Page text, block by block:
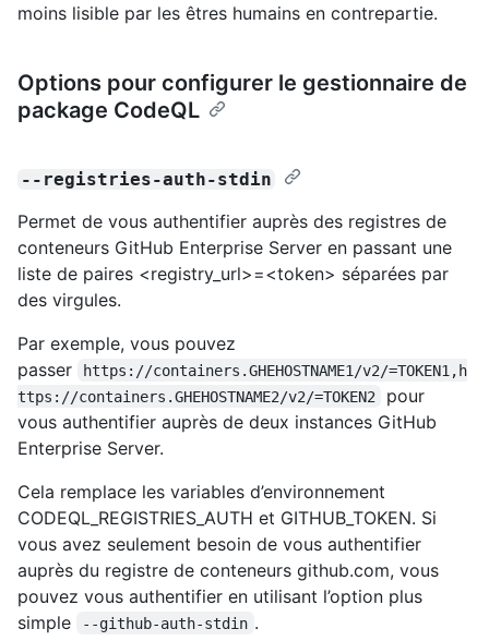
moins lisible par les êtres humains en contrepartie.
Options pour configurer le gestionnaire de
package CodeQL
--registries-auth-stdin
Permet de vous authentifier auprès des registres de
conteneurs GitHub Enterprise Server en passant une
liste de paires <registry_url>=<token> séparées par
des virgules.
Par exemple, vous pouvez
passer
https://containers.GHEHOSTNAME1/v2/=TOKEN1,h
ttps://containers.GHEHOSTNAME2/v2/=TOKEN2
pour
vous authentifier auprès de deux instances GitHub
Enterprise Server.
Cela remplace les variables d’environnement
CODEQL_REGISTRIES_AUTH et GITHUB_TOKEN. Si
vous avez seulement besoin de vous authentifier
auprès du registre de conteneurs github.com, vous
pouvez vous authentifier en utilisant l’option plus
simple
--github-auth-stdin .